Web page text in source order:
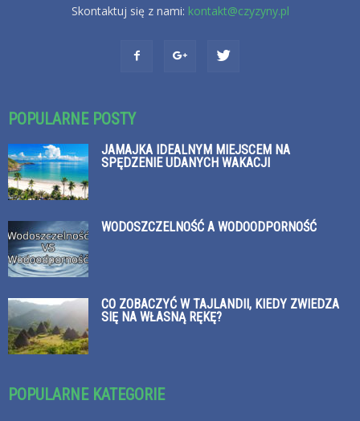
Skontaktuj się z nami: kontakt@czyzyny.pl
POPULARNE POSTY
JAMAJKA IDEALNYM MIEJSCEM NA
SPĘDZENIE UDANYCH WAKACJI
WODOSZCZELNOŚĆ A WODOODPORNOŚĆ
CO ZOBACZYĆ W TAJLANDII, KIEDY ZWIEDZA
SIĘ NA WŁASNĄ RĘKĘ?
POPULARNE KATEGORIE